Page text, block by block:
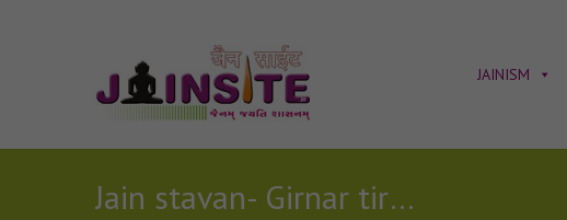
JAINISM
Jain stavan- Girnar tirth ki garima ke jain mp3